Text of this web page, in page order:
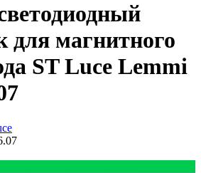
для магнитного
ST Luce Lemmi